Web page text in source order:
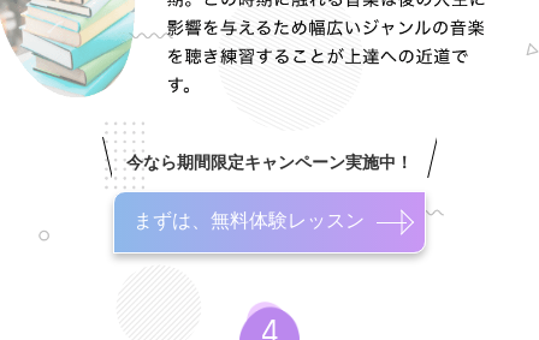
今なら期間限定キャンペーン実施中！
まずは、無料体験レッスン